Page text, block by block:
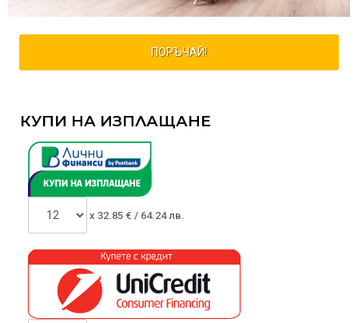
ПОРЪЧАЙ!
КУПИ НА ИЗПЛАЩАНЕ
x 32.85 € / 64.24 лв.